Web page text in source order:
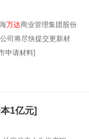
万达商业管理集团股份
司将尽快提交更新材
申请材料]
1亿元]